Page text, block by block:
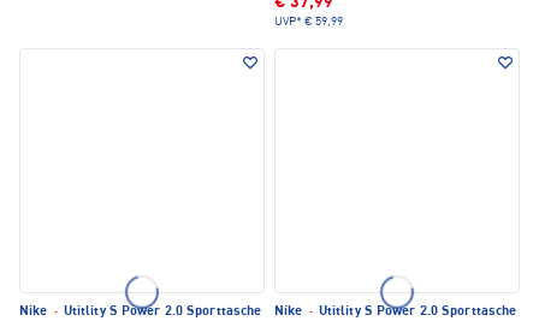
UVP* € 59,99
Nike · Utitlity S Power 2.0 Sporttasche Nike · Utitlity S Power 2.0 Sporttasche